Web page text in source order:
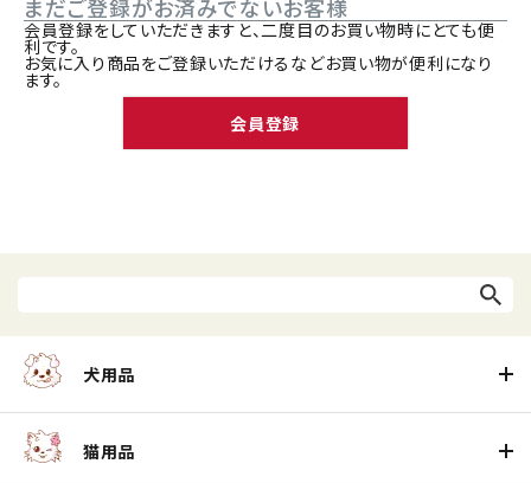
まだご登録がお済みでないお客様
会員登録をしていただきますと、二度目のお買い物時にとても便
利です。
お気に入り商品をご登録いただけるなどお買い物が便利になり
ます。
会員登録
犬用品
猫用品